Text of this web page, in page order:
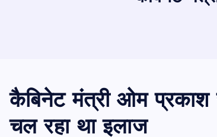
कैबिनेट मंत्री ओम प्रकाश
चल रहा था इलाज